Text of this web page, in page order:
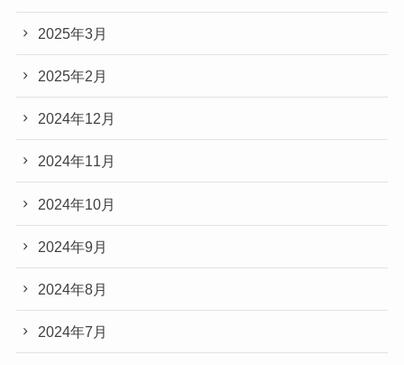
2025年3月
2025年2月
2024年12月
2024年11月
2024年10月
2024年9月
2024年8月
2024年7月